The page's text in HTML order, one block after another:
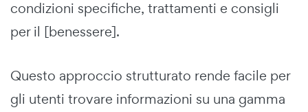
condizioni specifiche, trattamenti e consigli
per il [benessere].
Questo approccio strutturato rende facile per
gli utenti trovare informazioni su una gamma